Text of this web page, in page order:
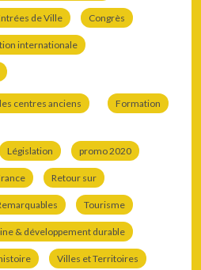
de Ville Congrès
internationale
centres anciens Formation
Législation promo 2020
Retour sur
Tourisme
& développement durable
Villes et Territoires